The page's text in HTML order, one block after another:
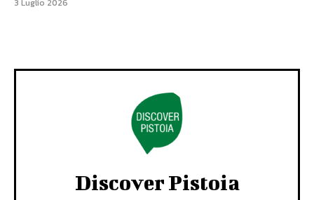
3 Luglio 2026
Discover Pistoia